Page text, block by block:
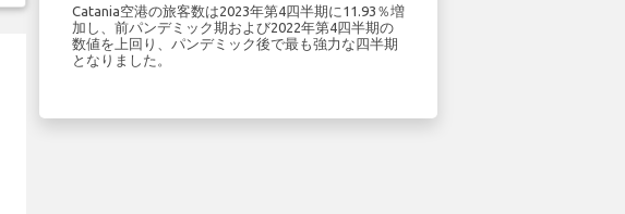
Catania空港の旅客数は2023年第4四半期に11.93％増
加し、前パンデミック期および2022年第4四半期の
数値を上回り、パンデミック後で最も強力な四半期
となりました。